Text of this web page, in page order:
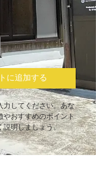
に追加する
力してください。あな
やおすすめのポイント
説明しましょう。